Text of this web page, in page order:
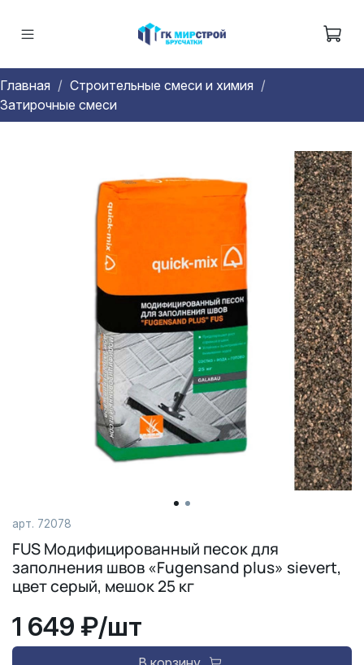
Главная
Строительные смеси и химия
Затирочные смеси
арт. 72078
FUS Модифицированный песок для
заполнения швов «Fugensand plus» sievert,
цвет серый, мешок 25 кг
1 649 ₽/шт